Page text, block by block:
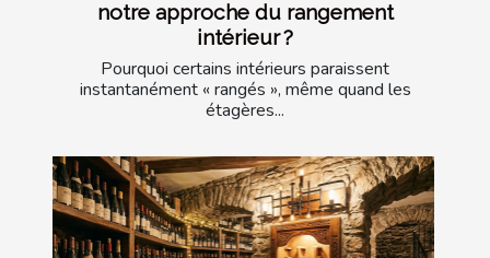
notre approche du rangement
intérieur ?
Pourquoi certains intérieurs paraissent
instantanément « rangés », même quand les
étagères...